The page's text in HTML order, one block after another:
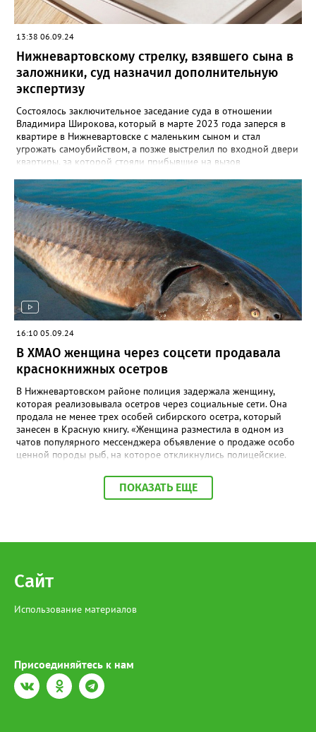
13:38 06.09.24
Нижневартовскому стрелку, взявшего сына в
заложники, суд назначил дополнительную
экспертизу
Состоялось заключительное заседание суда в отношении
Владимира Широкова, который в марте 2023 года заперся в
квартире в Нижневартовске с маленьким сыном и стал
угрожать самоубийством, а позже выстрелил по входной двери
квартиры, за которой стояли прибывшие на вызов
квартиры и подвала дома. В происшествии никто не пострадал,
силовики договорились с Широковым, он отпустил ребенка и
сдался сам. Как рассказал Gorod3466.ru источник, знакомый с
ситуацией, на заседании суда было принято постановление
провести дополнительную экспертизу из-за недостоверности
психолого- психиатрической экспертизы, проведенной ранее.
До проведения проверки Владимир будет находится в СИЗО.
Напомним, ранее в 2023 году Широкову выдвигались
обвинения по двум статьям: в незаконном лишении свободы
несовершеннолетнего и посягательстве на жизнь сотрудников
правоохранительных органов. После проведения следственных
обвинительное заключение, состоявшее из 19 томов. Его судят
по пяти статьям, помимо двух, выдвигаемых ранее, добавились
статьи: угроза убийством, хулиганство, совершенное с
применением оружия, заведомо ложное сообщение об акте
терроризма.
16:10 05.09.24
В ХМАО женщина через соцсети продавала
краснокнижных осетров
В Нижневартовском районе полиция задержала женщину,
которая реализовывала осетров через социальные сети. Она
продала не менее трех особей сибирского осетра, который
занесен в Красную книгу. «Женщина разместила в одном из
чатов популярного мессенджера объявление о продаже особо
ценной породы рыб, на которое откликнулись полицейские.
краснокнижная рыба, приготовленная к дальнейшей
реализации», - сообщили в МВД по ХМАО-Югре. На югорчанку
подпиской о невыезде. Напомним, за отлов одной особи
виде лишения свободы на срок до 4 лет со штрафом в размере
ПОКАЗАТЬ ЕЩЕ
Сайт
Использование материалов
Присоединяйтесь к нам